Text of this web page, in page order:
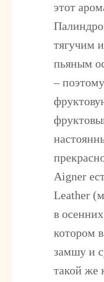
этот
тягучим
пьяным
–
Aigner
Leather
в
котором
замшу и
такой же